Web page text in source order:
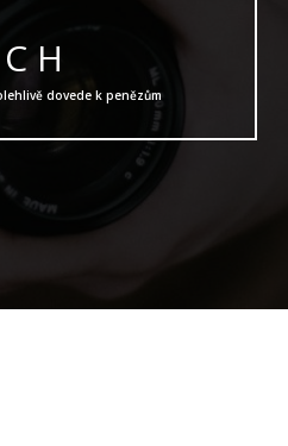
dovede k penězům